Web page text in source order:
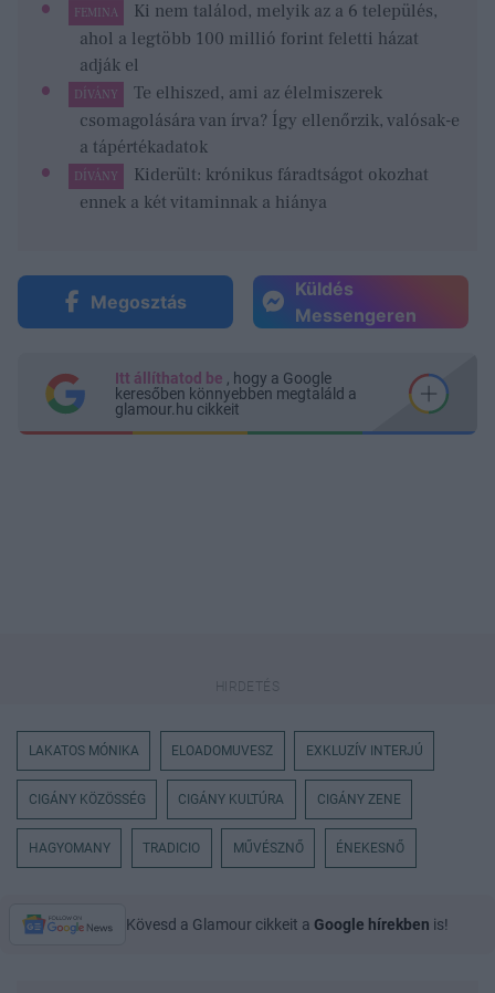
FEMINA
Ki nem találod, melyik az a 6 település,
ahol a legtöbb 100 millió forint feletti házat
adják el
DÍVÁNY
Te elhiszed, ami az élelmiszerek
csomagolására van írva? Így ellenőrzik, valósak-e
a tápértékadatok
DÍVÁNY
Kiderült: krónikus fáradtságot okozhat
ennek a két vitaminnak a hiánya
Megosztás
Küldés
Messengeren
Itt állíthatod be , hogy a Google
keresőben könnyebben megtaláld a
glamour.hu cikkeit
LAKATOS MÓNIKA ELOADOMUVESZ EXKLUZÍV INTERJÚ
CIGÁNY KÖZÖSSÉG CIGÁNY KULTÚRA CIGÁNY ZENE
HAGYOMANY TRADICIO MŰVÉSZNŐ ÉNEKESNŐ
Kövesd a Glamour cikkeit a Google hírekben is!